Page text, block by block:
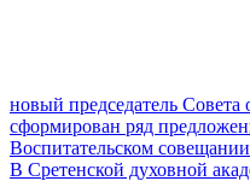
новый председатель
сформирован ряд
Воспитательском
В Сретенской духовной